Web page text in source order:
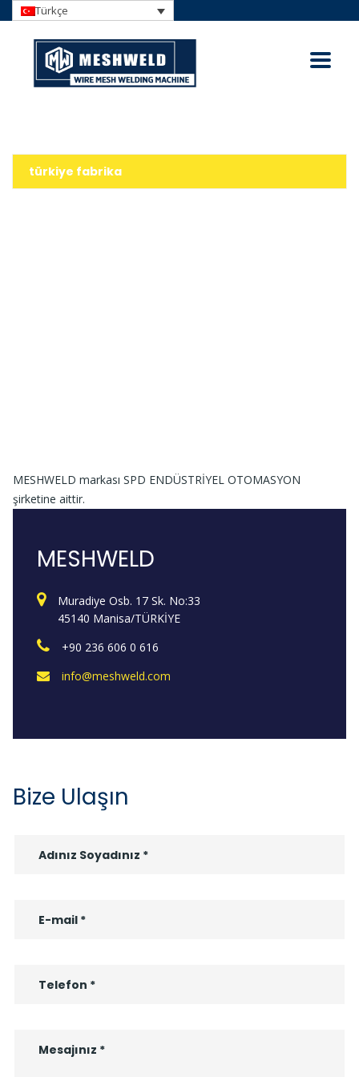
Türkçe
türkiye fabrika
MESHWELD markası SPD ENDÜSTRİYEL OTOMASYON
şirketine aittir.
MESHWELD
Muradiye Osb. 17 Sk. No:33
45140 Manisa/TÜRKİYE
+90 236 606 0 616
info@meshweld.com
Bize Ulaşın